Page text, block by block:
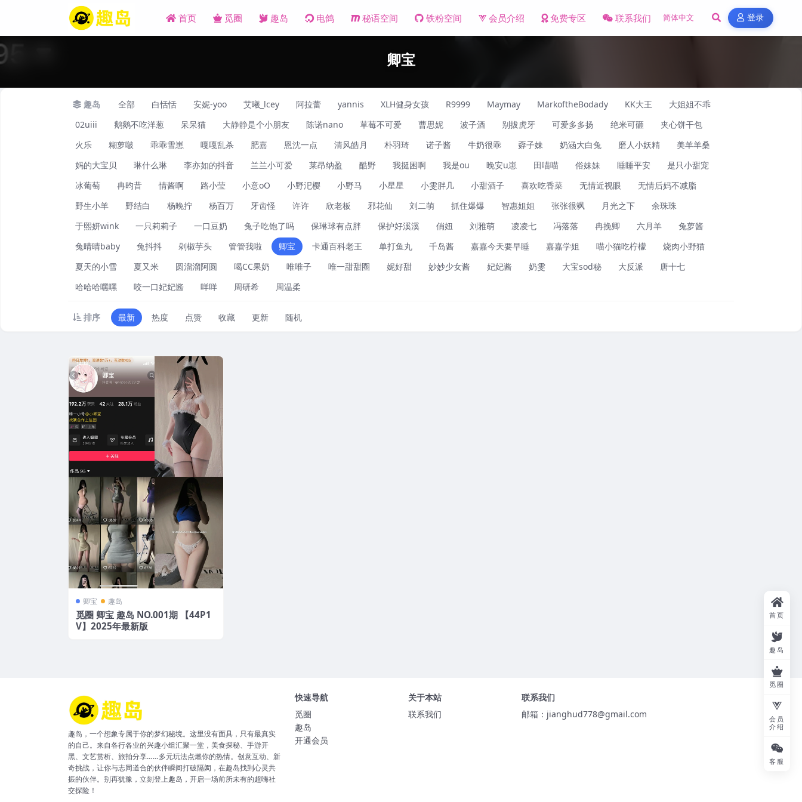
首页 觅圈 趣岛 电鸽 秘语空间 铁粉空间 会员介绍 免费专区 联系我们 登录
卿宝
趣岛 全部 白恬恬 安妮-yoo 艾曦_lcey 阿拉蕾 yannis XLH健身女孩 R9999 Maymay MarkoftheBodady KK大王
大姐姐不乖
02uiii
鹅鹅不吃洋葱 呆呆猫 大静静是个小朋友 陈诺nano 草莓不可爱 曹思妮 波子酒 别拔虎牙 可爱多多扬 绝米可砸
夹心饼干包
火乐
糊萝啵 乖乖雪崽 嘎嘎乱杀 肥嘉 恩沈一点 清风皓月 朴羽琦 诺子酱 牛奶很乖 孬子妹 奶涵大白兔 磨人小妖精
美羊羊桑
妈的大宝贝
琳什么琳 李亦如的抖音 兰兰小可爱 莱昂纳盈 酷野 我挺困啊 我是ou 晚安u崽 田喵喵 俗妹妹 睡睡平安
是只小甜宠
冰葡萄
冉昀昔 情酱啊 路小莹 小意oO 小野汜樱 小野马 小星星 小雯胖几 小甜酒子 喜欢吃香菜 无情近视眼
无情后妈不减脂
野生小羊
野结白 杨晚拧 杨百万 牙齿怪 许许 欣老板 邪花仙 刘二萌 抓住爆爆 智惠姐姐 张张很飒 月光之下
余珠珠
于熙妍wink
一只莉莉子 一口豆奶 兔子吃饱了吗 保琳球有点胖 保护好溪溪 俏妞 刘雅萌 凌凌七 冯落落 冉挽卿 六月羊
兔萝酱
兔晴晴baby
兔抖抖 剁椒芋头 管管我啦 卿宝 卡通百科老王 单打鱼丸 千岛酱 嘉嘉今天要早睡 嘉嘉学姐 喵小猫吃柠檬
烧肉小野猫
夏天的小雪
夏又米 圆溜溜阿圆 喝CC果奶 唯唯子 唯一甜甜圈 妮好甜 妙妙少女酱 妃妃酱 奶雯 大宝sod秘 大反派
唐十七
哈哈哈嘿嘿
咬一口妃妃酱 咩咩 周研希 周温柔
排序 最新 热度 点赞 收藏 更新 随机
卿宝 趣岛
觅圈 卿宝 趣岛 NO.001期 【44P1
V】2025年最新版
趣岛，一个想象专属于你的梦幻秘境。这里没有面具，只有最真实
的自己。来自各行各业的兴趣小组汇聚一堂，美食探秘、手游开
黑、文艺赏析、旅拍分享……多元玩法点燃你的热情。创意互动、新
奇挑战，让你与志同道合的伙伴瞬间打破隔阂，在趣岛找到心灵共
振的伙伴。别再犹豫，立刻登上趣岛，开启一场前所未有的超嗨社
交探险！
快速导航
觅圈
趣岛
开通会员
关于本站
联系我们
联系我们
邮箱： jianghud778@gmail.com
首页
趣岛
觅圈
会员
介绍
客服